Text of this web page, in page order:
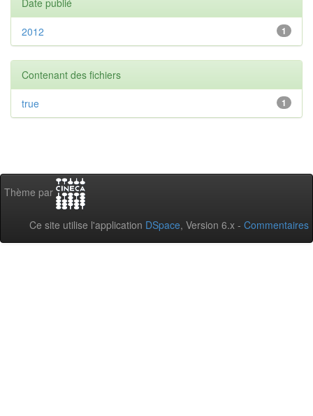
1
2012
Contenant des fichiers
1
true
Thème par
Ce site utilise l'application DSpace, Version 6.x - Commentaires